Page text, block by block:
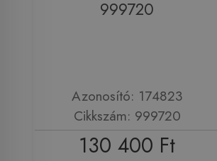
999720
Azonosító: 174823
Cikkszám: 999720
130 400 Ft